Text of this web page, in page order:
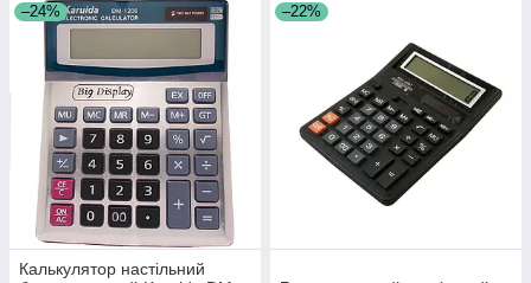
–24%
Калькулятор настільний
–22%